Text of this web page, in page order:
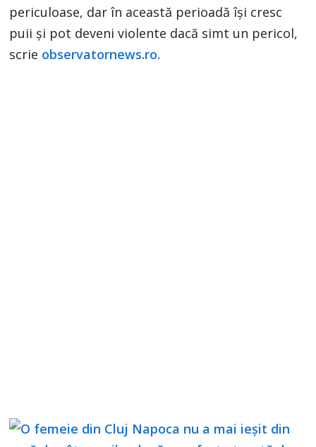
periculoase, dar în această perioadă îşi cresc
puii şi pot deveni violente dacă simt un pericol,
scrie observatornews.ro.